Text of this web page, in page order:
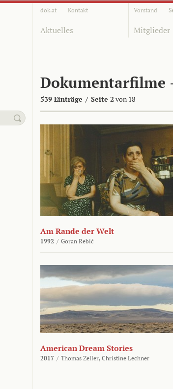
dok.at Kontakt Vorstand
Aktuelles Mitglieder
Dokumentarfilme
539 Einträge / Seite 2 von 18
Am Rande der Welt
1992 / Goran Rebić
American Dream Stories
2017 / Thomas Zeller, Christine Lechner